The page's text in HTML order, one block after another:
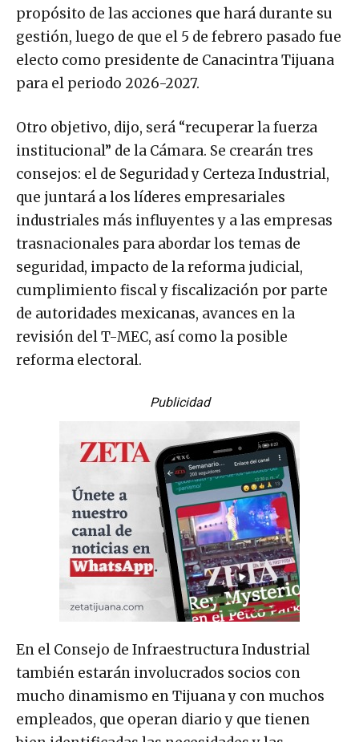
propósito de las acciones que hará durante su
gestión, luego de que el 5 de febrero pasado fue
electo como presidente de Canacintra Tijuana
para el periodo 2026-2027.
Otro objetivo, dijo, será “recuperar la fuerza
institucional” de la Cámara. Se crearán tres
consejos: el de Seguridad y Certeza Industrial,
que juntará a los líderes empresariales
industriales más influyentes y a las empresas
trasnacionales para abordar los temas de
seguridad, impacto de la reforma judicial,
cumplimiento fiscal y fiscalización por parte
de autoridades mexicanas, avances en la
revisión del T-MEC, así como la posible
reforma electoral.
Publicidad
En el Consejo de Infraestructura Industrial
también estarán involucrados socios con
mucho dinamismo en Tijuana y con muchos
empleados, que operan diario y que tienen